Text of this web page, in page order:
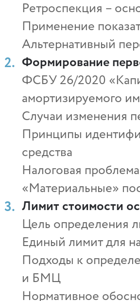
Ретроспекция –
Применение
Альтернативный
Формирование
ФСБУ 26/2020
амортизируемого
Случаи изменения
Принципы
средства
Налоговая
«Материальные»
Лимит стоимости
Цель определения
Единый лимит для
Подходы к
и БМЦ
Нормативное